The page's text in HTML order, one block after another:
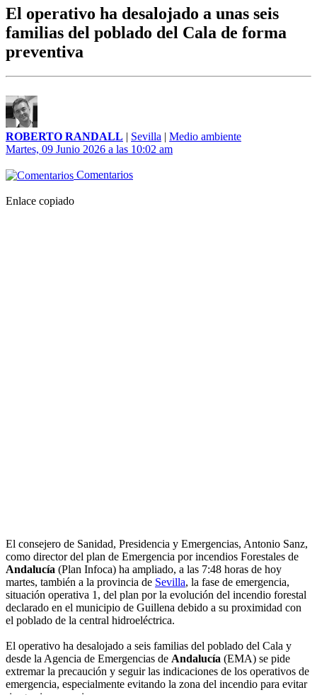
El operativo ha desalojado a unas seis
familias del poblado del Cala de forma
preventiva
ROBERTO RANDALL | Sevilla | Medio ambiente
Martes, 09 Junio 2026 a las 10:02 am
Comentarios
Enlace copiado
El consejero de Sanidad, Presidencia y Emergencias, Antonio Sanz,
como director del plan de Emergencia por incendios Forestales de
Andalucía (Plan Infoca) ha ampliado, a las 7:48 horas de hoy
martes, también a la provincia de Sevilla, la fase de emergencia,
situación operativa 1, del plan por la evolución del incendio forestal
declarado en el municipio de Guillena debido a su proximidad con
el poblado de la central hidroeléctrica.
El operativo ha desalojado a seis familias del poblado del Cala y
desde la Agencia de Emergencias de Andalucía (EMA) se pide
extremar la precaución y seguir las indicaciones de los operativos de
emergencia, especialmente evitando la zona del incendio para evitar